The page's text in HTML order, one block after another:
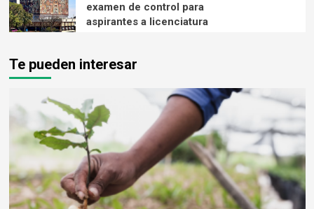
examen de control para
aspirantes a licenciatura
Te pueden interesar